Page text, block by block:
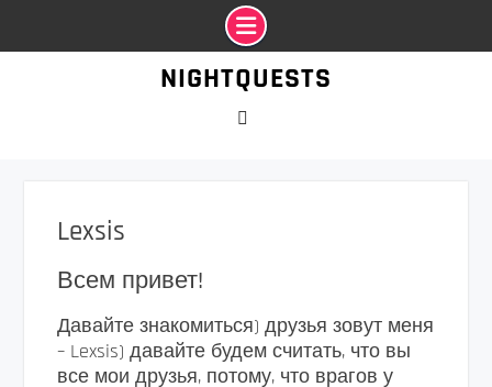
NIGHTQUESTS
Lexsis
Всем привет!
Давайте знакомиться) друзья зовут меня
– Lexsis) давайте будем считать, что вы
все мои друзья, потому, что врагов у